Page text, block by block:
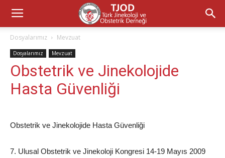
Dosyalarımız Mevzuat
Dosyalarımız Mevzuat
Obstetrik ve Jinekolojide
Hasta Güvenliği
Obstetrik ve Jinekolojide Hasta Güvenliği
7. Ulusal Obstetrik ve Jinekoloji Kongresi 14-19 Mayıs 2009